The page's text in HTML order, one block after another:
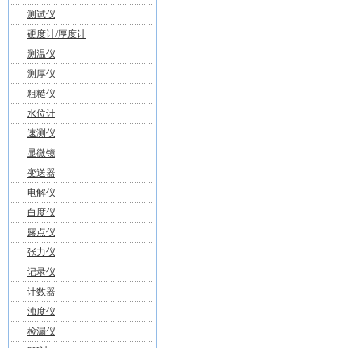
测试仪
硬度计/厚度计
测温仪
测厚仪
粗糙仪
水位计
速测仪
显微镜
变送器
电解仪
白度仪
露点仪
张力仪
记录仪
计数器
浊度仪
检漏仪